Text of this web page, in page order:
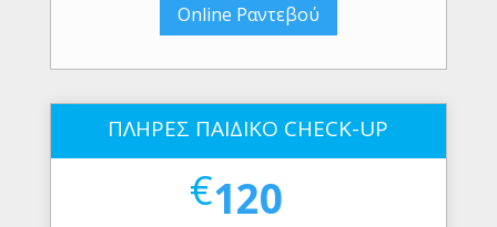
Online Ραντεβού
ΠΛΗΡΕΣ ΠΑΙΔΙΚΟ CHECK-UP
€120